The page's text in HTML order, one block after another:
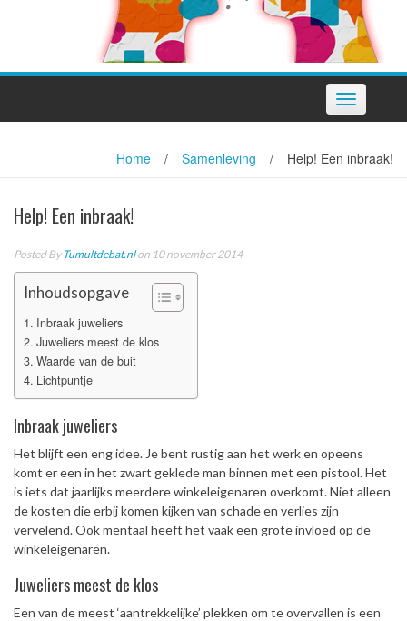
Toggle
navigation
Home / Samenleving / Help! Een inbraak!
Help! Een inbraak!
Posted By Tumultdebat.nlon 10 november 2014
Inhoudsopgave
Inbraak juweliers
Juweliers meest de klos
Waarde van de buit
Lichtpuntje
Inbraak juweliers
Het blijft een eng idee. Je bent rustig aan het werk en opeens
komt er een in het zwart geklede man binnen met een pistool. Het
is iets dat jaarlijks meerdere winkeleigenaren overkomt. Niet alleen
de kosten die erbij komen kijken van schade en verlies zijn
vervelend. Ook mentaal heeft het vaak een grote invloed op de
winkeleigenaren.
Juweliers meest de klos
Een van de meest ‘aantrekkelijke’ plekken om te overvallen is een